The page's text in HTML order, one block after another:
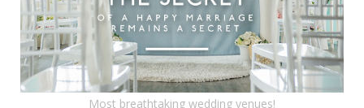
Most breathtaking wedding venues!